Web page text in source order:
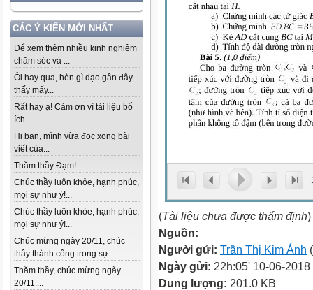
CÁC Ý KIẾN MỚI NHẤT
Để xem thêm nhiều kinh nghiệm
chăm sóc và ...
Ôi hay qua, hèn gì dạo gần đây
thấy mấy...
Rất hay ạ! Cảm ơn vì tài liệu bổ
ích...
Hi bạn, mình vừa đọc xong bài
viết của...
Thăm thầy Đạm!...
Chúc thầy luôn khỏe, hạnh phúc,
mọi sự như ý!...
Chúc thầy luôn khỏe, hạnh phúc,
mọi sự như ý!...
Chúc mừng ngày 20/11, chúc
thầy thành công trong sự...
Thăm thầy, chúc mừng ngày
20/11....
(Tài liệu chưa được thẩm định)
Nguồn:
Người gửi: Trần Thị Kim Ánh (
Ngày gửi: 22h:05' 10-06-2018
Dung lượng: 201.0 KB